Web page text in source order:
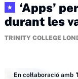
★
‘Apps’
durant les
TRINITY COLLEGE
En col·laboració amb